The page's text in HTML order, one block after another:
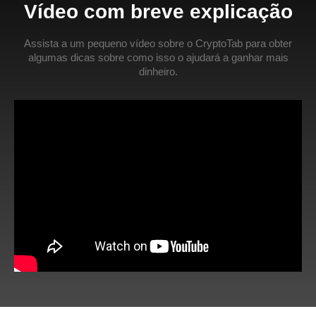
Vídeo com breve explicação
Assista a um pequeno vídeo sobre o CryptoTab para obter
algumas dicas sobre como isso o ajudará a ganhar mais
dinheiro.